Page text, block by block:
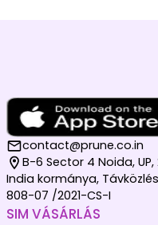
contact@prune.co.in
B-6 Sector 4 Noida, UP,
India kormánya,
808-07 /2021-CS-I
SIM VÁSÁRLÁS